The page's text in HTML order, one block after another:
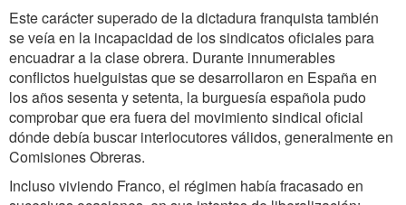
Este carácter superado de la dictadura franquista también
se veía en la incapacidad de los sindicatos oficiales para
encuadrar a la clase obrera. Durante innumerables
conflictos huelguistas que se desarrollaron en España en
los años sesenta y setenta, la burguesía española pudo
comprobar que era fuera del movimiento sindical oficial
dónde debía buscar interlocutores válidos, generalmente en
Comisiones Obreras.
Incluso viviendo Franco, el régimen había fracasado en